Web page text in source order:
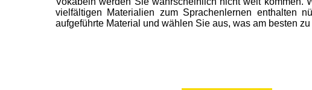
vielfältigen Materialien zum Sprachenlernen enthalten
aufgeführte Material und wählen Sie aus, was am besten